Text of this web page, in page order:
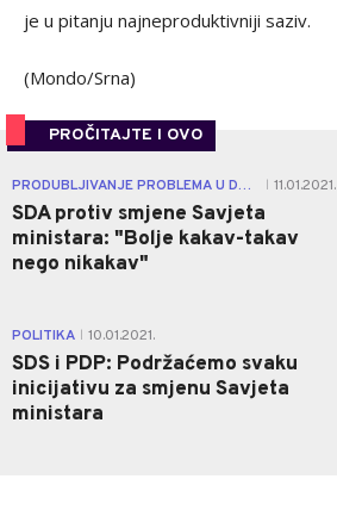
je u pitanju najneproduktivniji saziv.
(Mondo/Srna)
PROČITAJTE I OVO
PRODUBLJIVANJE PROBLEMA U DRŽAVI 11.01.2021.
SDA protiv smjene Savjeta
ministara: "Bolje kakav-takav
nego nikakav"
POLITIKA 10.01.2021.
SDS i PDP: Podržaćemo svaku
inicijativu za smjenu Savjeta
ministara